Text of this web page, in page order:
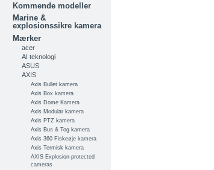
Kommende modeller
Marine &
explosionssikre kamera
Mærker
acer
AI teknologi
ASUS
AXIS
Axis Bullet kamera
Axis Box kamera
Axis Dome Kamera
Axis Modular kamera
Axis PTZ kamera
Axis Bus & Tog kamera
Axis 360 Fiskeøje kamera
Axis Termisk kamera
AXIS Explosion-protected
cameras